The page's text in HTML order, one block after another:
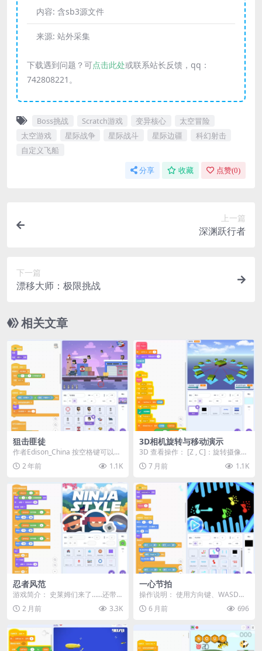
内容: 含sb3源文件
来源: 站外采集
下载遇到问题？可点击此处或联系站长反馈，qq：
742808221。
Boss挑战 Scratch游戏 变异核心
太空冒险
太空游戏
星际战争 星际战斗 星际边疆
科幻射击
自定义飞船
分享 收藏 点赞(0)
上一篇
深渊跃行者
下一篇
漂移大师：极限挑战
相关文章
狙击匪徒
作者Edison_China 按空格键可以换
弹。按v键可以扔手榴弹。然后打到
左下...2 年前 1.1K
3D相机旋转与移动演示
3D 查看操作： [Z , C]：旋转摄像机
W：向前移动 S：向后移动 A：向...
7 月前 1.1K
忍者风范
游戏简介： 史莱姆们来了……还带
了援军！ 准备好你的手里剑，击败
它们……忍者风范...
2 月前 3.3K
一心节拍
操作说明： 使用方向键、WASD键
或移动设备触控来移动！将你的剑
指向其他音符以摧...
6 月前 696